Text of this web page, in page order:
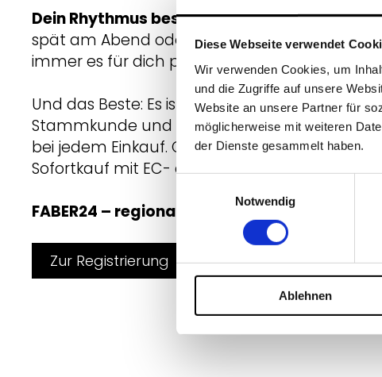
Diese Webseite verwendet
Wir verwenden Cookies, um
und die Zugriffe auf unsere
Website an unsere Partner für
möglicherweise mit weiteren
der Dienste gesammelt haben.
Notwendig
Ablehnen
Dein Rhythmus bestimmt den Einkauf.Ob
spät am Abend oder am Wochenende – du
immer es für dich passt.
Und das Beste: Es ist kinderleicht. Registriere
Stammkunde und sichere dir dauerhaft3 %
bei jedem Einkauf. Oder nutze ganz
Sofortkauf mit EC- oder Kreditkarte.
FABER24 – regionaler Genuss, wann immer
Zur Registrierung